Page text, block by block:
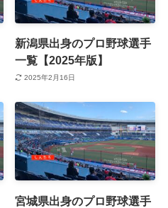
新潟県出身のプロ野球選手
一覧【2025年版】
2025年2月16日
宮城県出身のプロ野球選手